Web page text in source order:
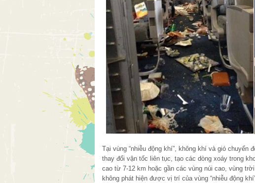
Tại vùng “nhiễu động khí”, không khí và gió chuyển
thay đổi vận tốc liên tục, tạo các dòng xoáy trong
cao từ 7-12 km hoặc gần các vùng núi cao, vùng
không phát hiện được vị trí của vùng “nhiễu động